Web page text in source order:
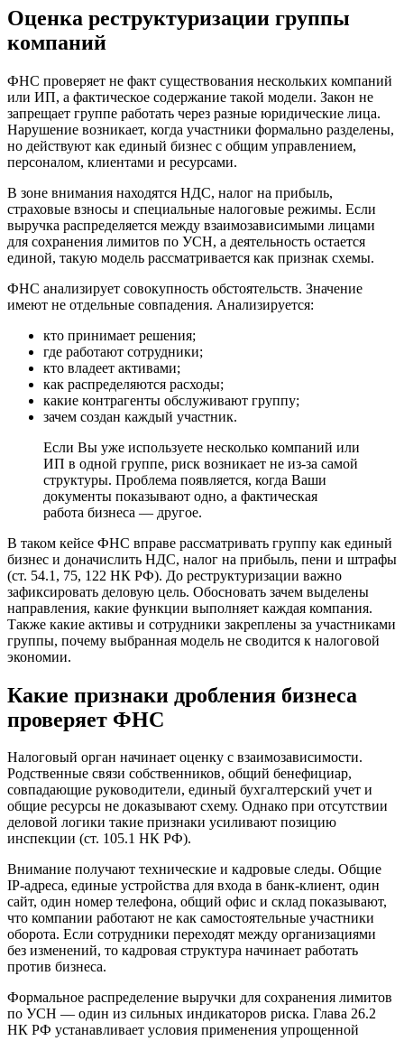
Оценка реструктуризации группы
компаний
ФНС проверяет не факт существования нескольких компаний
или ИП, а фактическое содержание такой модели. Закон не
запрещает группе работать через разные юридические лица.
Нарушение возникает, когда участники формально разделены,
но действуют как единый бизнес с общим управлением,
персоналом, клиентами и ресурсами.
В зоне внимания находятся НДС, налог на прибыль,
страховые взносы и специальные налоговые режимы. Если
выручка распределяется между взаимозависимыми лицами
для сохранения лимитов по УСН, а деятельность остается
единой, такую модель рассматривается как признак схемы.
ФНС анализирует совокупность обстоятельств. Значение
имеют не отдельные совпадения. Анализируется:
кто принимает решения;
где работают сотрудники;
кто владеет активами;
как распределяются расходы;
какие контрагенты обслуживают группу;
зачем создан каждый участник.
Если Вы уже используете несколько компаний или
ИП в одной группе, риск возникает не из-за самой
структуры. Проблема появляется, когда Ваши
документы показывают одно, а фактическая
работа бизнеса — другое.
В таком кейсе ФНС вправе рассматривать группу как единый
бизнес и доначислить НДС, налог на прибыль, пени и штрафы
(ст. 54.1, 75, 122 НК РФ). До реструктуризации важно
зафиксировать деловую цель. Обосновать зачем выделены
направления, какие функции выполняет каждая компания.
Также какие активы и сотрудники закреплены за участниками
группы, почему выбранная модель не сводится к налоговой
экономии.
Какие признаки дробления бизнеса
проверяет ФНС
Налоговый орган начинает оценку с взаимозависимости.
Родственные связи собственников, общий бенефициар,
совпадающие руководители, единый бухгалтерский учет и
общие ресурсы не доказывают схему. Однако при отсутствии
деловой логики такие признаки усиливают позицию
инспекции (ст. 105.1 НК РФ).
Внимание получают технические и кадровые следы. Общие
IP-адреса, единые устройства для входа в банк-клиент, один
сайт, один номер телефона, общий офис и склад показывают,
что компании работают не как самостоятельные участники
оборота. Если сотрудники переходят между организациями
без изменений, то кадровая структура начинает работать
против бизнеса.
Формальное распределение выручки для сохранения лимитов
по УСН — один из сильных индикаторов риска. Глава 26.2
НК РФ устанавливает условия применения упрощенной